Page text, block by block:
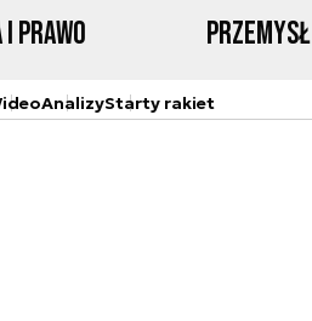
prawo Przemysł
AnalizyStarty rakiet